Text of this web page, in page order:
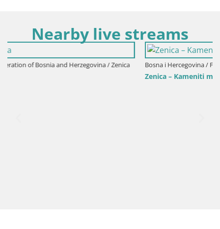
Nearby live streams
Bosna i Hercegovina / Federation of Bosnia and Herzegovina /